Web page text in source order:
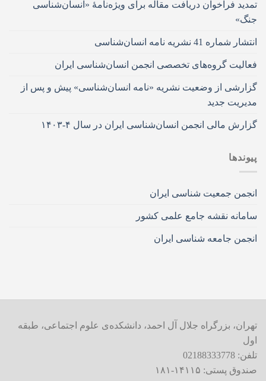
تمدید فراخوان دریافت مقاله برای ویژه‌نامۀ «انسان‌شناسی
جنگ»
انتشار شماره 41 نشریه نامه انسان‌شناسی
فعالیت گروه‌های تخصصی انجمن انسان‌شناسی ایران
گزارشی از وضعیت نشریه «نامه انسان‌شناسی» پیش و پس از
مدیریت جدید
گزارش مالی انجمن انسان‌شناسی ایران در سال ۴-۱۴۰۳
پیوندها
انجمن جمعیت شناسی ایران
سامانه نقشه جامع علمی کشور
انجمن جامعه شناسی ایران
تهران، بزرگراه جلال آل احمد، دانشکده‌ی علوم اجتماعی، طبقه
اول
تلفن: 02188333778
صندوق پستی: ۱۴۱۱۵-۱۸۱